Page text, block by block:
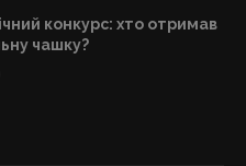
конкурс: хто отримав
чашку?